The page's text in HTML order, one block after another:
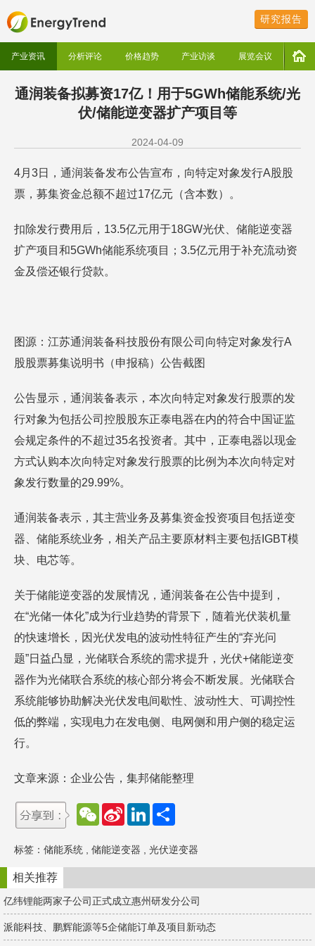
研究报告
产业资讯 分析评论 价格趋势 产业访谈 展览会议
通润装备拟募资17亿！用于5GWh储能系统/光
伏/储能逆变器扩产项目等
2024-04-09
4月3日，通润装备发布公告宣布，向特定对象发行A股股
票，募集资金总额不超过17亿元（含本数）。
扣除发行费用后，13.5亿元用于18GW光伏、储能逆变器
扩产项目和5GWh储能系统项目；3.5亿元用于补充流动资
金及偿还银行贷款。
图源：江苏通润装备科技股份有限公司向特定对象发行A
股股票募集说明书（申报稿）公告截图
公告显示，通润装备表示，本次向特定对象发行股票的发
行对象为包括公司控股股东正泰电器在内的符合中国证监
会规定条件的不超过35名投资者。其中，正泰电器以现金
方式认购本次向特定对象发行股票的比例为本次向特定对
象发行数量的29.99%。
通润装备表示，其主营业务及募集资金投资项目包括逆变
器、储能系统业务，相关产品主要原材料主要包括IGBT模
块、电芯等。
关于储能逆变器的发展情况，通润装备在公告中提到，
在“光储一体化”成为行业趋势的背景下，随着光伏装机量
的快速增长，因光伏发电的波动性特征产生的“弃光问
题”日益凸显，光储联合系统的需求提升，光伏+储能逆变
器作为光储联合系统的核心部分将会不断发展。光储联合
系统能够协助解决光伏发电间歇性、波动性大、可调控性
低的弊端，实现电力在发电侧、电网侧和用户侧的稳定运
行。
文章来源：企业公告，集邦储能整理
W
e
h
a
t
S
a
W
e
b
o
L
k
e
d
n
标签： 储能系统 储能逆变器 光伏逆变器
相关推荐
亿纬锂能两家子公司正式成立惠州研发分公司
派能科技、鹏辉能源等5企储能订单及项目新动态